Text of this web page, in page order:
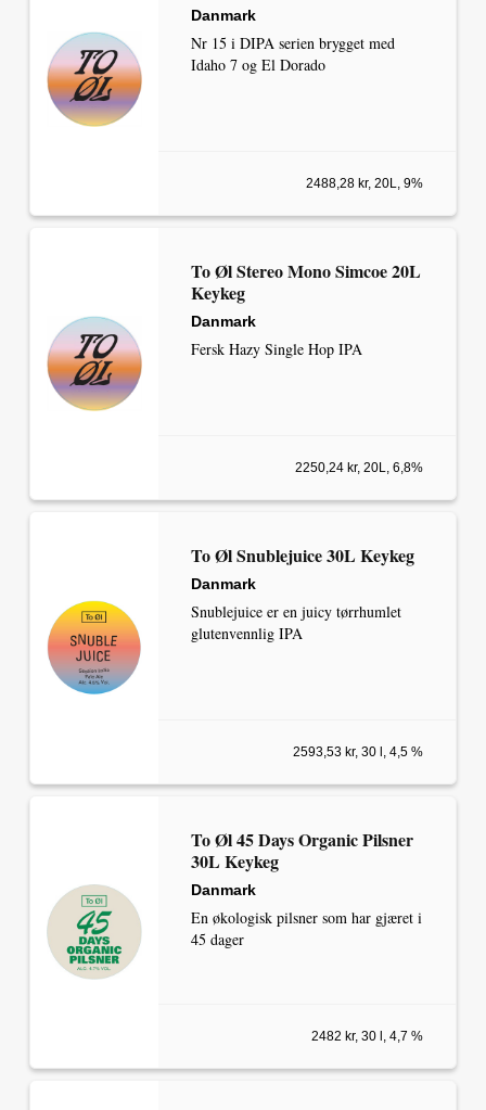
Danmark
Nr 15 i DIPA serien brygget med
Idaho 7 og El Dorado
2488,28 kr, 20L, 9%
To Øl Stereo Mono Simcoe 20L
Keykeg
Danmark
Fersk Hazy Single Hop IPA
2250,24 kr, 20L, 6,8%
To Øl Snublejuice 30L Keykeg
Danmark
Snublejuice er en juicy tørrhumlet
glutenvennlig IPA
2593,53 kr, 30 l, 4,5 %
To Øl 45 Days Organic Pilsner
30L Keykeg
Danmark
En økologisk pilsner som har gjæret i
45 dager
2482 kr, 30 l, 4,7 %